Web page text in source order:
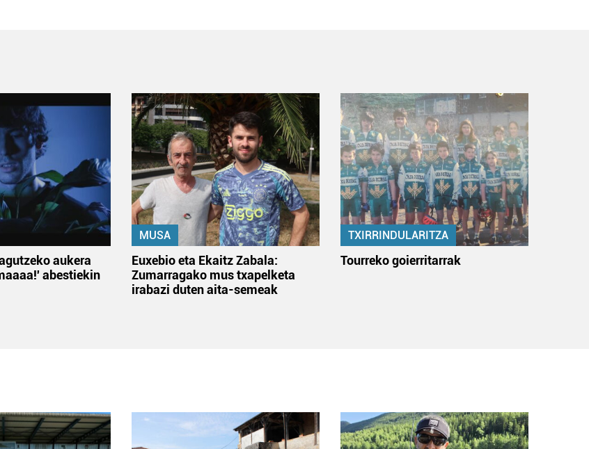
aukera
abestiekin
MUSA
Euxebio eta Ekaitz Zabala:
Zumarragako mus txapelketa
irabazi duten aita-semeak
TXIRRINDULARITZA
Tourreko goierritarrak